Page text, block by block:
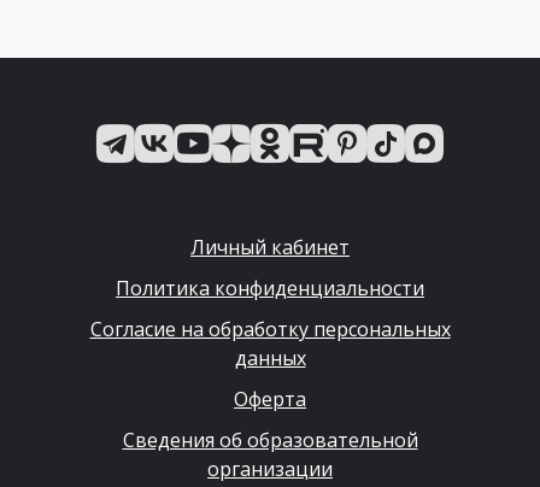
Личный кабинет
Политика конфиденциальности
Согласие на обработку персональных
данных
Оферта
Сведения об образовательной
организации